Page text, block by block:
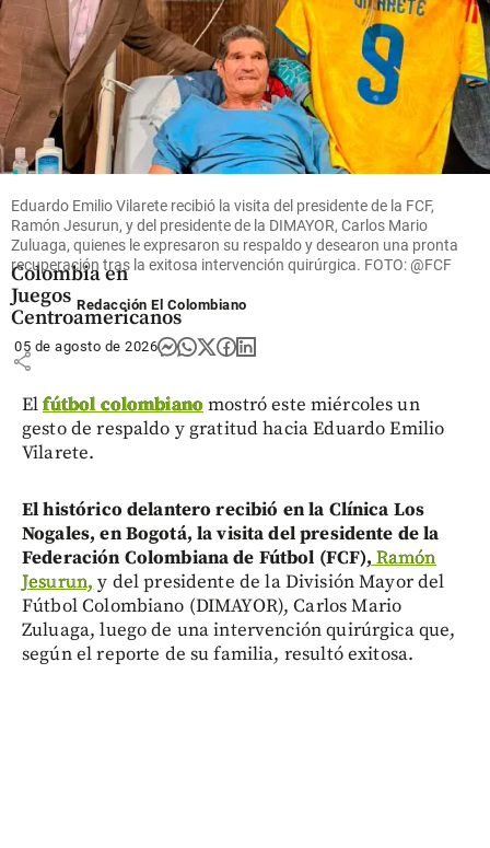
Deportes
brilla con un oro
para la natación
artística de
Colombia en
Juegos
Centroamericanos
share
Eduardo Emilio Vilarete recibió la visita del presidente de la FCF,
Ramón Jesurun, y del presidente de la DIMAYOR, Carlos Mario
Zuluaga, quienes le expresaron su respaldo y desearon una pronta
recuperación tras la exitosa intervención quirúrgica. FOTO: @FCF
Redacción El Colombiano
05 de agosto de 2026
Elfútbol colombianomostró este miércoles un
gesto de respaldo y gratitud hacia Eduardo Emilio
Vilarete.
El histórico delantero recibió en la Clínica Los
Nogales, en Bogotá, la visita del presidente de la
Federación Colombiana de Fútbol (FCF), Ramón
Jesurun, y del presidente de la División Mayor del
Fútbol Colombiano (DIMAYOR), Carlos Mario
Zuluaga, luego de una intervención quirúrgica que,
según el reporte de su familia, resultó exitosa.